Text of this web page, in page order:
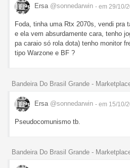
Ersa @sonnedarwin - em 29/10/
Foda, tinha uma Rtx 2070s, vendi pra
e ela vem absurdamente cara, tenho
pa caraio só rola dota) tenho monitor
tipo Warzone e BF ?
Bandeira Do Brasil Grande -
Ersa @sonnedarwin - em 15/10/
Pseudocomunismo tb.
Bandeira Do Brasil Grande -